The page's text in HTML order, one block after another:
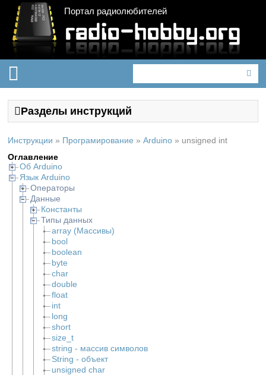
Портал радиолюбителей
Разделы инструкций
Инструкции » Програмирование » Arduino » unsigned int
Оглавление
Об Arduino
Язык Arduino
Операторы
Данные
Константы
Типы данных
array (Массивы)
bool
boolean
byte
char
double
float
int
long
short
size_t
string - массив символов
String - объект
unsigned char